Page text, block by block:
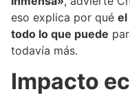
eso explica por qué el
todo lo que puede
todavía más.
Impacto